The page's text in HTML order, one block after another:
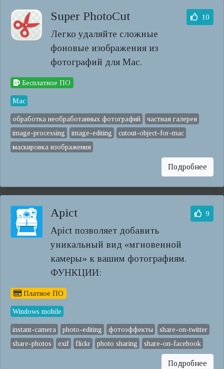
Super PhotoCut
Легко удаляйте сложные
фоновые изображения из
фотографий для Mac.
10
Бесплатное ПО
Mac
обработка необработанных фотографий
частная галерея
image-processing
image-editing
cutout-object-for-mac
маскировка изображения
Подробнее
Apict
Apict позволяет добавить
уникальный вид «мгновенной
камеры» к вашим фотографиям.
ФУНКЦИИ:
9
Платное ПО
Windows mobile
instant-camera photo-editing фотоэффекты
share-on-twitter
share-photos
exif flickr photo sharing share-on-facebook
Подробнее